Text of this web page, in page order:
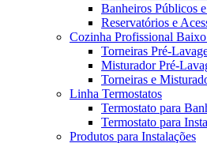
Banheiros Públicos
Reservatórios e
Cozinha Profissional
Torneiras Pré-
Misturador Pré-
Torneiras e
Linha Termostatos
Termostato para
Termostato para
Produtos para Instalações